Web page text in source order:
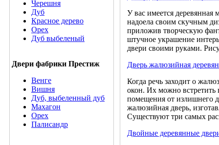
Черешня
Дуб
Красное дерево
Орех
Дуб выбеленый
Двери фабрики Престиж
Венге
Вишня
Дуб, выбеленный дуб
Махагон
Орех
Палисандр
У вас имеется деревянная
надоела своим скучным
приложив творческую
штучное украшение
двери своими руками.
Дверь жалюзийная
Когда речь заходит о
окон. Их можно встретить
помещения от излишнего
жалюзийная дверь,
Существуют три самых
Двойные деревянные